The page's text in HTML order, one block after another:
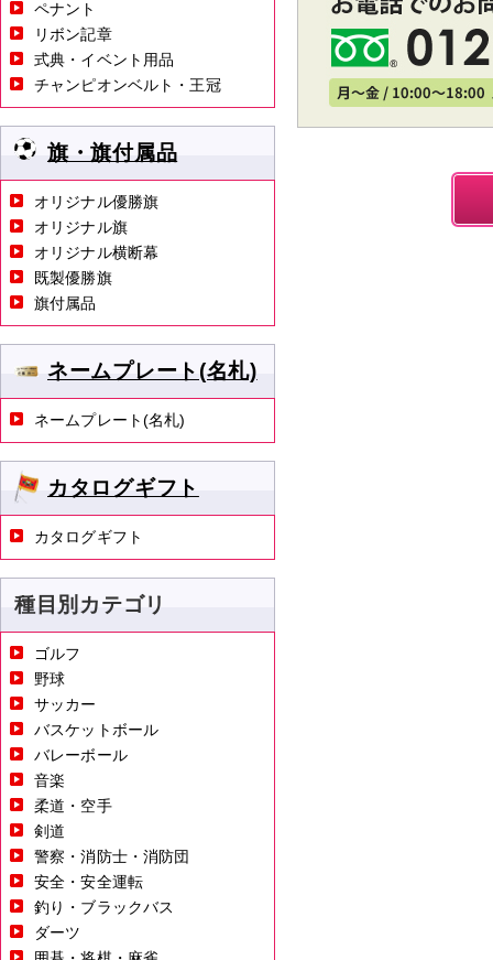
ペナント
リボン記章
式典・イベント用品
チャンピオンベルト・王冠
旗・旗付属品
オリジナル優勝旗
オリジナル旗
オリジナル横断幕
既製優勝旗
旗付属品
ネームプレート(名札)
ネームプレート(名札)
カタログギフト
カタログギフト
種目別カテゴリ
ゴルフ
野球
サッカー
バスケットボール
バレーボール
音楽
柔道・空手
剣道
警察・消防士・消防団
安全・安全運転
釣り・ブラックバス
ダーツ